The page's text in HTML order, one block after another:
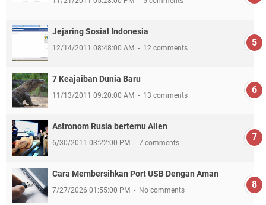
Jejaring Sosial Indonesia
12/14/2011 08:48:00 AM 12 comments
7 Keajaiban Dunia Baru
11/13/2011 09:20:00 AM 13 comments
Astronom Rusia bertemu Alien
6/30/2011 03:22:00 PM 7 comments
Cara Membersihkan Port USB Dengan Aman
7/27/2026 01:55:00 PM No comments